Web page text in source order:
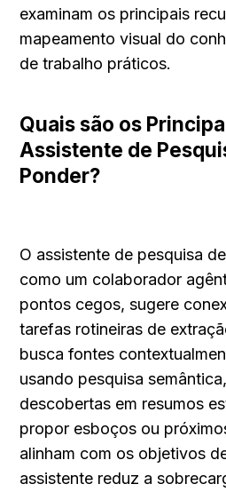
examinam os principais
mapeamento visual do
de trabalho práticos.
Quais são os
Assistente de
Ponder?
O assistente de pesquisa
como um colaborador
pontos cegos, sugere
tarefas rotineiras de
busca fontes
usando pesquisa
descobertas em resumos
propor esboços ou
alinham com os objetivos
assistente reduz a